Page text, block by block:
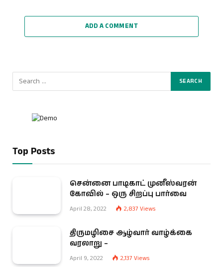
ADD A COMMENT
Top Posts
சென்னை பாடிகாட் முனீஸ்வரன்
கோவில் – ஒரு சிறப்பு பார்வை
April 28, 2022 2,837 Views
திருமழிசை ஆழ்வார் வாழ்க்கை
வரலாறு –
April 9, 2022 2,137 Views